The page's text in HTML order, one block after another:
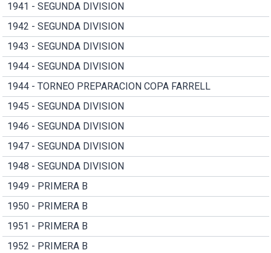
1941 - SEGUNDA DIVISION
1942 - SEGUNDA DIVISION
1943 - SEGUNDA DIVISION
1944 - SEGUNDA DIVISION
1944 - TORNEO PREPARACION COPA FARRELL
1945 - SEGUNDA DIVISION
1946 - SEGUNDA DIVISION
1947 - SEGUNDA DIVISION
1948 - SEGUNDA DIVISION
1949 - PRIMERA B
1950 - PRIMERA B
1951 - PRIMERA B
1952 - PRIMERA B